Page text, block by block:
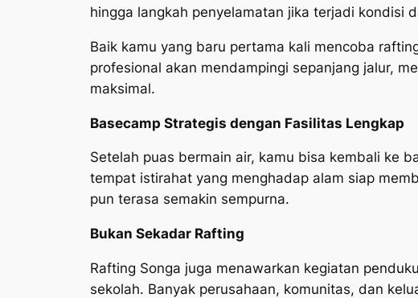
hingga langkah penyelamatan jika terjadi kondisi
Baik kamu yang baru pertama kali mencoba
profesional akan mendampingi sepanjang jalur,
maksimal.
Basecamp Strategis dengan Fasilitas Lengkap
Setelah puas bermain air, kamu bisa kembali ke
tempat istirahat yang menghadap alam siap
pun terasa semakin sempurna.
Bukan Sekadar Rafting
Rafting Songa juga menawarkan kegiatan
sekolah. Banyak perusahaan, komunitas, dan